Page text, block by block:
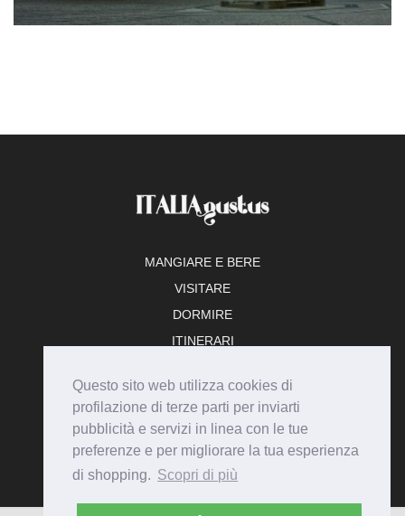
Questo sito web utilizza cookies di
profilazione di terze parti per inviarti
pubblicità e servizi in linea con le tue
preferenze e per migliorare la tua esperienza
di shopping. Scopri di più
MANGIARE E BERE
VISITARE
DORMIRE
ITINERARI
ADERISCI